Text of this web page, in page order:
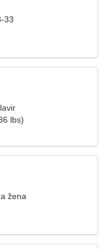
33
lbs)
žena